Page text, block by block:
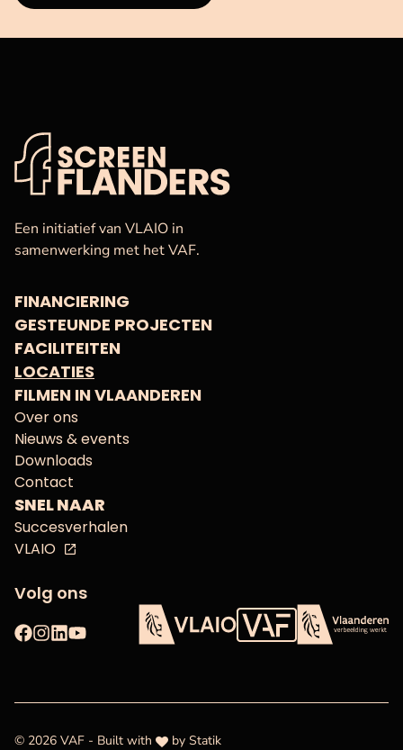
VAF
Een initiatief van VLAIO in
samenwerking met het VAF.
FINANCIERING
GESTEUNDE PROJECTEN
FACILITEITEN
LOCATIES
FILMEN IN VLAANDEREN
Over ons
Nieuws & events
Downloads
Contact
SNEL NAAR
Succesverhalen
VLAIO
Volg ons
Facebook
Instagram
LinkedIn
YouTube
Vlaams Audiovisueel
© 2026 VAF - Built with loveby Statik